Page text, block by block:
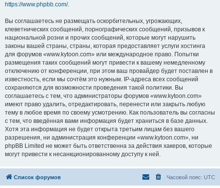
https://www.phpbb.com/.
Вы соглашаетесь не размещать оскорбительных, угрожающих,
клеветнических сообщений, порнографических сообщений, призывов к
национальной розни и прочих сообщений, которые могут нарушить
законы вашей страны, страны, которая предоставляет услуги хостинга
для форумов «www.kytoon.com» или международное право. Попытки
размещения таких сообщений могут привести к вашему немедленному
отключению от конференции, при этом ваш провайдер будет поставлен в
известность, если мы сочтём это нужным. IP-адреса всех сообщений
сохраняются для возможности проведения такой политики. Вы
соглашаетесь с тем, что администраторы форумов «www.kytoon.com»
имеют право удалить, отредактировать, перенести или закрыть любую
тему в любое время по своему усмотрению. Как пользователь вы согласны
с тем, что введённая вами информация будет храниться в базе данных.
Хотя эта информация не будет открыта третьим лицам без вашего
разрешения, ни администрация конференции «www.kytoon.com», ни
phpBB Limited не может быть ответственна за действия хакеров, которые
могут привести к несанкционированному доступу к ней.
Список форумов Часовой пояс: UTC